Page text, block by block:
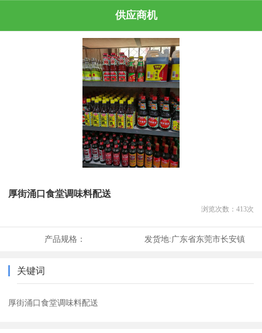
供应商机
厚街涌口食堂调味料配送
浏览次数： 413次
产品规格： 发货地:广东省东莞市长安镇
关键词
厚街涌口食堂调味料配送